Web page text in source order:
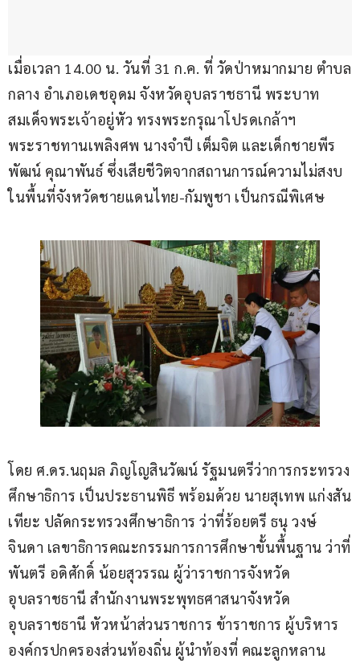
เมื่อเวลา 14.00 น. วันที่ 31 ก.ค. ที่ วัดป่าหมากมาย ตำบล
กลาง อำเภอเดชอุดม จังหวัดอุบลราชธานี พระบาท
สมเด็จพระเจ้าอยู่หัว ทรงพระกรุณาโปรดเกล้าฯ
พระราชทานเพลิงศพ นางจำปี เต็มจิต และเด็กชายพีร
พัฒน์ คุณาพันธ์ ซึ่งเสียชีวิตจากสถานการณ์ความไม่สงบ
ในพื้นที่จังหวัดชายแดนไทย-กัมพูชา เป็นกรณีพิเศษ
โดย ศ.ดร.นฤมล ภิญโญสินวัฒน์ รัฐมนตรีว่าการกระทรวง
ศึกษาธิการ เป็นประธานพิธี พร้อมด้วย นายสุเทพ แก่งสัน
เทียะ ปลัดกระทรวงศึกษาธิการ ว่าที่ร้อยตรี ธนุ วงษ์
จินดา เลขาธิการคณะกรรมการการศึกษาขั้นพื้นฐาน ว่าที่
พันตรี อดิศักดิ์ น้อยสุวรรณ ผู้ว่าราชการจังหวัด
อุบลราชธานี สำนักงานพระพุทธศาสนาจังหวัด
อุบลราชธานี หัวหน้าส่วนราชการ ข้าราชการ ผู้บริหาร
องค์กรปกครองส่วนท้องถิ่น ผู้นำท้องที่ คณะลูกหลาน